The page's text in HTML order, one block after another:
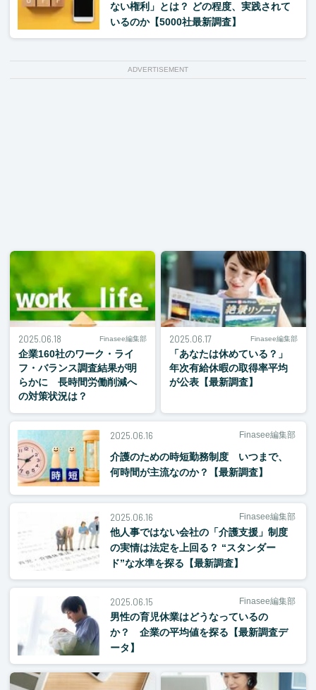
ない権利」とは？ どの程度、実践されて
いるのか【5000社最新調査】
ADVERTISEMENT
2025.06.18 Finasee編集部
企業160社のワーク・ライ
フ・バランス調査結果が明
らかに 長時間労働削減へ
の対策状況は？
2025.06.17 Finasee編集部
「あなたは休めている？」
年次有給休暇の取得率平均
が公表【最新調査】
2025.06.16 Finasee編集部
介護のための時短勤務制度 いつまで、
何時間が主流なのか？【最新調査】
2025.06.16 Finasee編集部
他人事ではない会社の「介護支援」制度
の実情は法定を上回る？ “スタンダー
ド”な水準を探る【最新調査】
2025.06.15 Finasee編集部
男性の育児休業はどうなっているの
か？ 企業の平均値を探る【最新調査デ
ータ】